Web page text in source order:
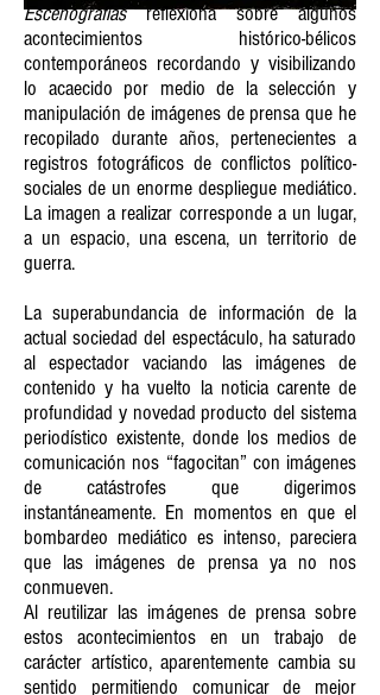
Escenografíasreflexiona sobre algunos
acontecimientos histórico-bélicos
contemporáneos recordando y visibilizando
lo acaecido por medio de la selección y
manipulación de imágenes de prensa que he
recopilado durante años, pertenecientes a
registros fotográficos de conflictos político-
sociales de un enorme despliegue mediático.
La imagen a realizar corresponde a un lugar,
a un espacio, una escena, un territorio de
guerra.
La superabundancia de información de la
actual sociedad del espectáculo, ha saturado
al espectador vaciando las imágenes de
contenido y ha vuelto la noticia carente de
profundidad y novedad producto del sistema
periodístico existente, donde los medios de
comunicación nos “fagocitan” con imágenes
de catástrofes que digerimos
instantáneamente. En momentos en que el
bombardeo mediático es intenso, pareciera
que las imágenes de prensa ya no nos
conmueven.
Al reutilizar las imágenes de prensa sobre
estos acontecimientos en un trabajo de
carácter artístico, aparentemente cambia su
sentido permitiendo comunicar de mejor